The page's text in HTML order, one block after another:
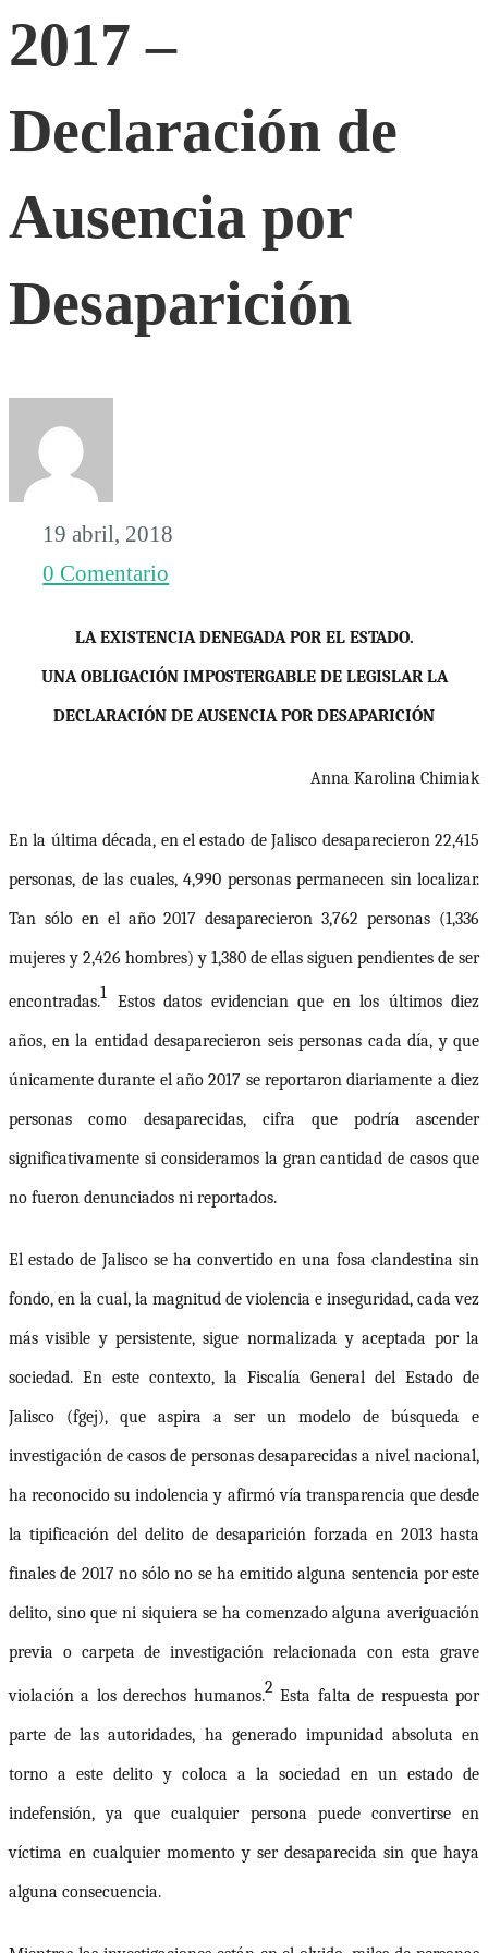
–
Declaración
de
Ausencia
Desaparición
2017 –
Declaración de
Ausencia por
Desaparición
19 abril, 2018
0 Comentario
LA EXISTENCIA DENEGADA POR EL ESTADO.
UNA OBLIGACIÓN IMPOSTERGABLE DE LEGISLAR LA
DECLARACIÓN DE AUSENCIA POR DESAPARICIÓN
Anna Karolina Chimiak
En la última década, en el estado de Jalisco desaparecieron 22,415
personas, de las cuales, 4,990 personas permanecen sin localizar.
Tan sólo en el año 2017 desaparecieron 3,762 personas (1,336
mujeres y 2,426 hombres) y 1,380 de ellas siguen pendientes de ser
encontradas.1 Estos datos evidencian que en los últimos diez
años, en la entidad desaparecieron seis personas cada día, y que
únicamente durante el año 2017 se reportaron diariamente a diez
personas como desaparecidas, cifra que podría ascender
significativamente si consideramos la gran cantidad de casos que
no fueron denunciados ni reportados.
El estado de Jalisco se ha convertido en una fosa clandestina sin
fondo, en la cual, la magnitud de violencia e inseguridad, cada vez
más visible y persistente, sigue normalizada y aceptada por la
sociedad. En este contexto, la Fiscalía General del Estado de
Jalisco (fgej), que aspira a ser un modelo de búsqueda e
investigación de casos de personas desaparecidas a nivel nacional,
ha reconocido su indolencia y afirmó vía transparencia que desde
la tipificación del delito de desaparición forzada en 2013 hasta
finales de 2017 no sólo no se ha emitido alguna sentencia por este
delito, sino que ni siquiera se ha comenzado alguna averiguación
previa o carpeta de investigación relacionada con esta grave
violación a los derechos humanos.2 Esta falta de respuesta por
parte de las autoridades, ha generado impunidad absoluta en
torno a este delito y coloca a la sociedad en un estado de
indefensión,ya que cualquier persona puede convertirse en
víctima en cualquier momento y ser desaparecida sin que haya
alguna consecuencia.